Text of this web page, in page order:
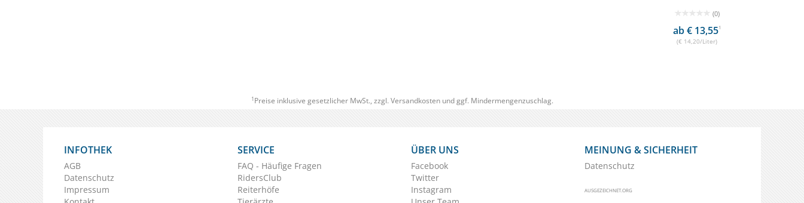
ab € 13,55 1
(€ 14,20/Liter)
1 Preise inklusive gesetzlicher MwSt., zzgl. Versandkostenund ggf. Mindermengenzuschlag.
INFOTHEK
AGB
Datenschutz
Impressum
SERVICE
FAQ - Häufige Fragen
RidersClub
Reiterhöfe
ÜBER UNS
Facebook
Twitter
Instagram
MEINUNG & SICHERHEIT
Datenschutz
AUSGEZEICHNET.ORG